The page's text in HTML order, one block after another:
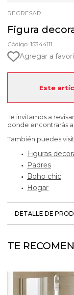
REGRESAR
Figura
Código: 15344111
Agregar a
Este
Te invitamos a
donde encontrarás
También puedes
Figuras
Padres
Boho chic
Hogar
DETALLE DE
TE